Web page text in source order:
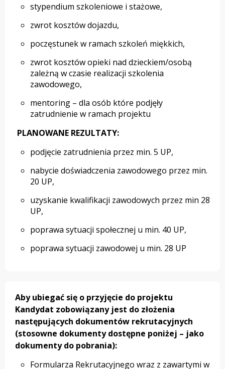
stypendium szkoleniowe i stażowe,
zwrot kosztów dojazdu,
poczęstunek w ramach szkoleń miękkich,
zwrot kosztów opieki nad dzieckiem/osobą
zależną w czasie realizacji szkolenia
zawodowego,
mentoring – dla osób które podjęły
zatrudnienie w ramach projektu
PLANOWANE REZULTATY:
podjęcie zatrudnienia przez min. 5 UP,
nabycie doświadczenia zawodowego przez min.
20 UP,
uzyskanie kwalifikacji zawodowych przez min 28
UP,
poprawa sytuacji społecznej u min. 40 UP,
poprawa sytuacji zawodowej u min. 28 UP
Aby ubiegać się o przyjęcie do projektu
Kandydat zobowiązany jest do złożenia
następujących dokumentów rekrutacyjnych
(stosowne dokumenty dostępne poniżej – jako
dokumenty do pobrania):
Formularza Rekrutacyjnego wraz z zawartymi w